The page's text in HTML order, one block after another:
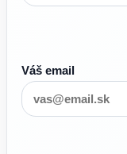
Váš email